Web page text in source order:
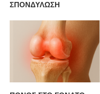
ΣΠΟΝΔΥΛΩΣΗ